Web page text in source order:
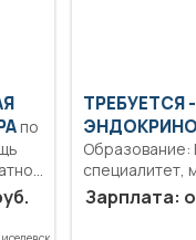
по
ТРЕБУЕТСЯ
специалитет,
должностных
Зарплата: